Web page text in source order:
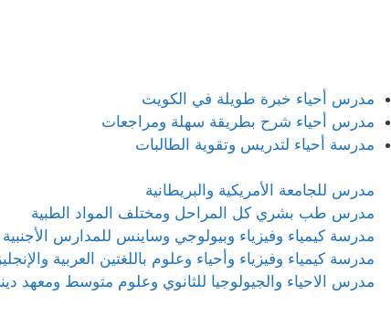
مدرس أحياء خبرة طويلة في الكويت
مدرس أحياء شرح بطريقة سهلة ومراجعات
مدرسة أحياء لتدريس وتقوية الطالبات
مدرس للجامعة الأمريكية والبريطانية
مدرس طب بشري كل المراحل ومختلف المواد الطبية
مدرسة كيمياء وفيزياء وبيولوجي وساينس للمدارس
مدرسة كيمياء وفيزياء وأحياء وعلوم باللغتين العربية
مدرس الاحياء والجيولوجيا للثانوي وعلوم متوسط ومعهد